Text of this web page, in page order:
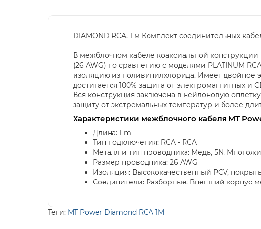
DIAMOND RCA, 1 м Комплект соединительных
В межблочном кабеле коаксиальной
(26 AWG) по сравнению с моделями PLATINUM
изоляцию из поливинилхлорида. Имеет двойное
достигается 100% защита от электромагнитных
Вся конструкция заключена в нейлоновую
защиту от экстремальных температур и более
Характеристики межблочного кабеля MT
Длина: 1 m
Тип подключения: RCA - RCA
Металл и тип проводника: Медь, 5N.
Размер проводника: 26 AWG
Изоляция: Высококачественный PCV,
Соединители: Разборные. Внешний корпус
Теги: MT Power Diamond RCA 1M